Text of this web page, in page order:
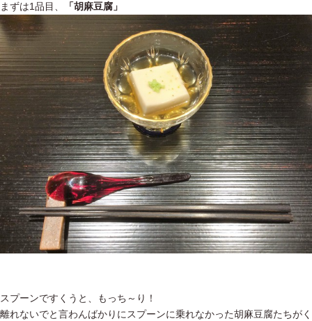
まずは1品目、 「胡麻豆腐」
スプーンですくうと、もっち～り！
離れないでと言わんばかりにスプーンに乗れなかった胡麻豆腐たちがく